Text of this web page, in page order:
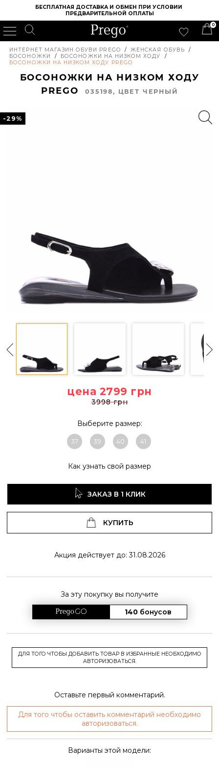
БЕСПЛАТНАЯ ДОСТАВКА И ОБМЕН ПРИ УСЛОВИИ
ПРЕДВАРИТЕЛЬНОЙ ОПЛАТЫ
0
ИНТЕРНЕТ МАГАЗИН ОБУВИ PREGO / ЖЕНСКАЯ ОБУВЬ
/
БОСОНОЖКИ
/ БОСОНОЖКИ НА НИЗКОМ ХОДУ
/
БОСОНОЖКИ НА НИЗКОМ ХОДУ PREGO
БОСОНОЖКИ НА НИЗКОМ ХОДУ
PREGO035198, ЦВЕТ ЧЕРНЫЙ
-29%
цена 2799 грн
3998 грн
Выберите размер:
37 39 40 41
Как узнать свой размер
ЗАКАЗ В 1 КЛИК
КУПИТЬ
Акция действует до: 31.08.2026
За эту покупку вы получите
140 бонусов
ДЛЯ ТОГО ЧТОБЫ ДОБАВИТЬ ТОВАР В ИЗБРАННЫЕ НЕОБХОДИМО
АВТОРИЗОВАТЬСЯ.
Оставьте первый комментарий.
Для того чтобы оставить комментарий необходимо
авторизоваться.
Варианты этой модели: